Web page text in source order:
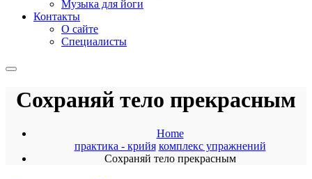
Музыка для йоги
Контакты
О сайте
Специалисты
Сохраняй тело прекрасным
Home
практика - крийя комплекс упражнений
Сохраняй тело прекрасным